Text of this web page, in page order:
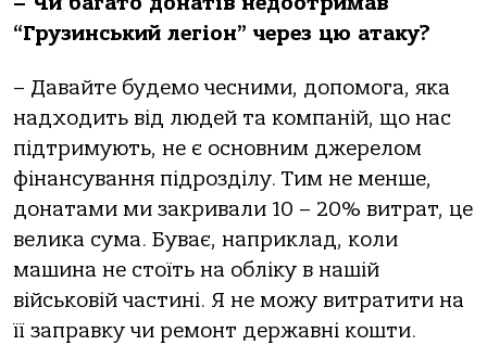
“Грузинський легіон” через цю атаку?
– Давайте будемо чесними, допомога, яка
надходить від людей та компаній, що нас
підтримують, не є основним джерелом
фінансування підрозділу. Тим не менше,
донатами ми закривали 10 – 20% витрат, це
велика сума. Буває, наприклад, коли
машина не стоїть на обліку в нашій
військовій частині. Я не можу витратити на
її заправку чи ремонт державні кошти.